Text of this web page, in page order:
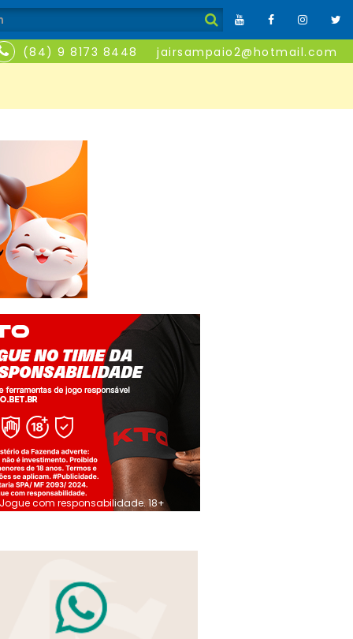
(84) 9 8173 8448 jairsampaio2@hotmail.com
Jogue com responsabilidade. 18+